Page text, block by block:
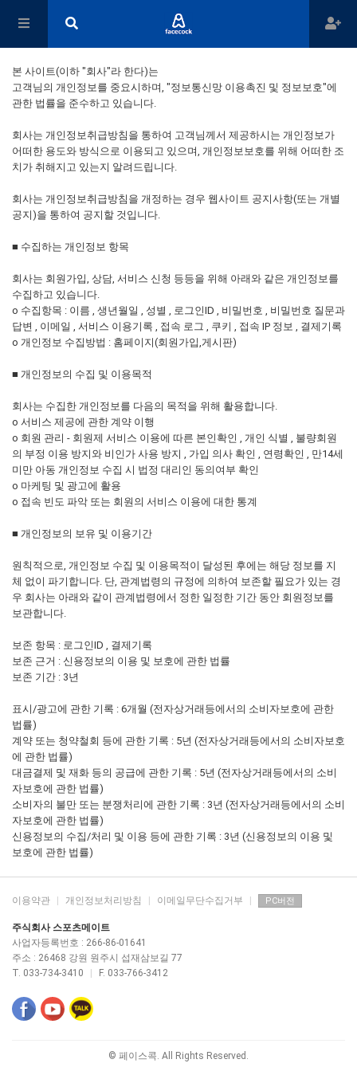
본 사이트(이하 "회사"라 한다)는
고객님의 개인정보를 중요시하며, "정보통신망 이용촉진 및 정보보호"에
관한 법률을 준수하고 있습니다.
회사는 개인정보취급방침을 통하여 고객님께서 제공하시는 개인정보가
어떠한 용도와 방식으로 이용되고 있으며, 개인정보보호를 위해 어떠한 조
치가 취해지고 있는지 알려드립니다.
회사는 개인정보취급방침을 개정하는 경우 웹사이트 공지사항(또는 개별
공지)을 통하여 공지할 것입니다.
■ 수집하는 개인정보 항목
회사는 회원가입, 상담, 서비스 신청 등등을 위해 아래와 같은 개인정보를
수집하고 있습니다.
ο 수집항목 : 이름 , 생년월일 , 성별 , 로그인ID , 비밀번호 , 비밀번호 질문과
답변 , 이메일 , 서비스 이용기록 , 접속 로그 , 쿠키 , 접속 IP 정보 , 결제기록
ο 개인정보 수집방법 : 홈페이지(회원가입,게시판)
■ 개인정보의 수집 및 이용목적
회사는 수집한 개인정보를 다음의 목적을 위해 활용합니다.
ο 서비스 제공에 관한 계약 이행
ο 회원 관리 - 회원제 서비스 이용에 따른 본인확인 , 개인 식별 , 불량회원
의 부정 이용 방지와 비인가 사용 방지 , 가입 의사 확인 , 연령확인 , 만14세
미만 아동 개인정보 수집 시 법정 대리인 동의여부 확인
ο 마케팅 및 광고에 활용
ο 접속 빈도 파악 또는 회원의 서비스 이용에 대한 통계
■ 개인정보의 보유 및 이용기간
원칙적으로, 개인정보 수집 및 이용목적이 달성된 후에는 해당 정보를 지
체 없이 파기합니다. 단, 관계법령의 규정에 의하여 보존할 필요가 있는 경
우 회사는 아래와 같이 관계법령에서 정한 일정한 기간 동안 회원정보를
보관합니다.
보존 항목 : 로그인ID , 결제기록
보존 근거 : 신용정보의 이용 및 보호에 관한 법률
보존 기간 : 3년
표시/광고에 관한 기록 : 6개월 (전자상거래등에서의 소비자보호에 관한
법률)
계약 또는 청약철회 등에 관한 기록 : 5년 (전자상거래등에서의 소비자보호
에 관한 법률)
대금결제 및 재화 등의 공급에 관한 기록 : 5년 (전자상거래등에서의 소비
자보호에 관한 법률)
소비자의 불만 또는 분쟁처리에 관한 기록 : 3년 (전자상거래등에서의 소비
자보호에 관한 법률)
신용정보의 수집/처리 및 이용 등에 관한 기록 : 3년 (신용정보의 이용 및
보호에 관한 법률)
이용약관 개인정보처리방침 이메일무단수집거부 PC버전
주식회사 스포츠메이트
사업자등록번호 : 266-86-01641
주소 : 26468 강원 원주시 섭재삼보길 77
T. 033-734-3410
F. 033-766-3412
© 페이스콕. All Rights Reserved.